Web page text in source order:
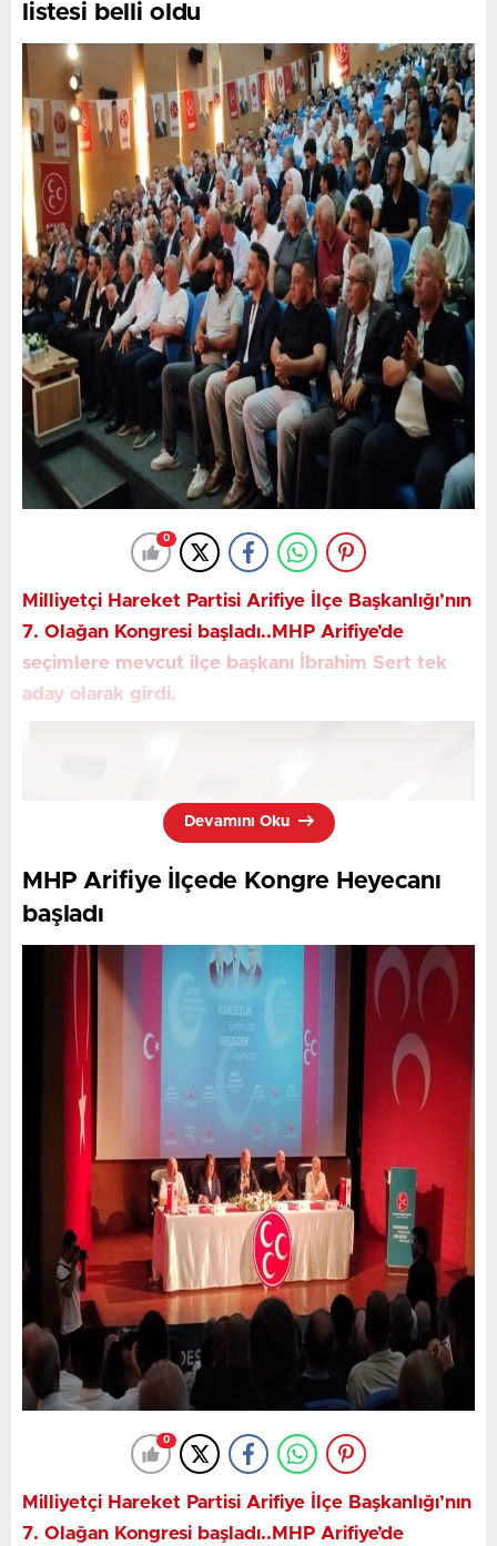
Saygı duruşu ve İstiklal Marşı’nın okunmasıyla başlayan
kongrenin divan Başkanlığını MHP Sakarya İl Başkanı
Oğuz Alkaş yaparken divan üyeleri Sema
Balaban,Nedim Yılmazer,Nazmi Erman ve Salih Horoz
oldu.
Divan Başkanlığını İl Başkanı Oğuz Alkaş’ın yaptığı
kongrede tek aday olarak seçime giren İbrahim Sert,
Kongreye yoğun katılım
MHP Arifiye İlçe teşkilatının olağan kongresine MHP
Sakarya İl Başkanı Oğuz Alkaş, Arifiye Belediye
Başkanı İsmail Karakullukçu,AK Parti Arifiye İlçe
Başkanı Fatih Yeşilyurt,MHP İlçe Başkanları,MHP İl ve
İlçe Yönetim Kurulu Üyeleri,ARSİADER Başkanı Fatih
Fahri Yeter,Belediye Meclis Üyeleri,STK Başkanları ve
çok sayıda partili katıldı.
listesi belli oldu
0
Milliyetçi Hareket Partisi Arifiye İlçe Başkanlığı’nın
7. Olağan Kongresi başladı..MHP Arifiye’de
seçimlere mevcut ilçe başkanı İbrahim Sert tek
aday olarak girdi.
Devamını Oku
MHP Arifiye İlçede Kongre Heyecanı
başladı
0
Milliyetçi Hareket Partisi Arifiye İlçe Başkanlığı’nın
7. Olağan Kongresi başladı..MHP Arifiye’de